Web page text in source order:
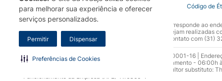
para melhorar sua experiência e oferecer
serviços personalizados.
Permitir Dispensar
Preferências de Cookies
DOENÇA PULMONAR OBSTRUTIVA
com doença pulmonar obstrutiva crônica
2. COMO ESTE MEDICAMENTO
de tratar doenças respiratórias (asma e
budesonida reduz e previne a inflamação,
Termo de Uso Portal da Privacidade Covid-19 Código de
A Drogaria Araujo S/A informa que o seu site oficial corresponde ao
marca. Para sua segurança recomendamos que não sejam realizadas
Araujo S.A. Em caso de dúvidas, gentileza entrar em contato com (31)
Razão Social: Drogaria Araujo S.A | CNPJ: 17.256.512.0001-16 |
0300.313.1010 e (31) 3270-5000 Horário de funcionamento - 06:00h
10.965 | Yasmin Silva Alvarenga – CRF 52.584 - Consultor substituto:
Funcionamento da Empresa (AFE): 7.16355-1